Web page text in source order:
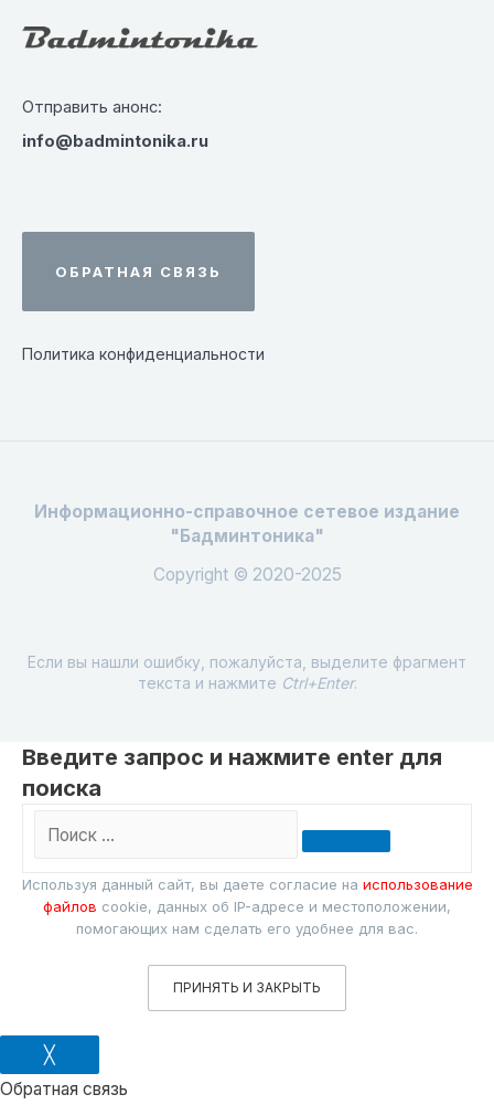
Отправить анонс:
info@badmintonika.ru
ОБРАТНАЯ СВЯЗЬ
Политика конфиденциальности
Информационно-справочное сетевое издание
"Бадминтоника"
Copyright © 2020-2025
Если вы нашли ошибку, пожалуйста, выделите фрагмент
текста и нажмите Ctrl+Enter.
Введите запрос и нажмите enter для
поиска
Поиск
Используя данный сайт, вы даете согласие на использование
файлов cookie, данных об IP-адресе и местоположении,
помогающих нам сделать его удобнее для вас.
ПРИНЯТЬ И ЗАКРЫТЬ
╳
Обратная связь